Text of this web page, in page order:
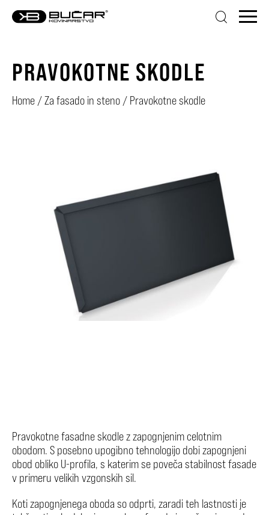
PRAVOKOTNE SKODLE
Home /Za fasado in steno / Pravokotne skodle
Pravokotne fasadne skodle z zapognjenim celotnim
obodom. S posebno upogibno tehnologijo dobi zapognjeni
obod obliko U-profila, s katerim se poveča stabilnost fasade
v primeru velikih vzgonskih sil.
Koti zapognjenega oboda so odprti, zaradi teh lastnosti je